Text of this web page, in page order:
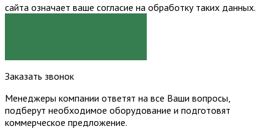
сайта означает ваше согласие на обработку таких данных.
Заказать звонок
Менеджеры компании ответят на все Ваши вопросы,
подберут необходимое оборудование и подготовят
коммерческое предложение.